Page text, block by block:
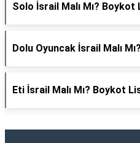
Solo İsrail Malı Mı?
Dolu Oyuncak İsrail Malı
Eti İsrail Malı Mı? Boykot